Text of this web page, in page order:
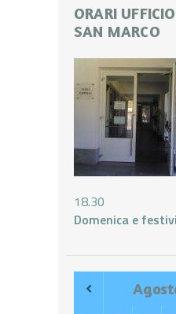
ORARI
SAN MARCO
18.30
Domenica e